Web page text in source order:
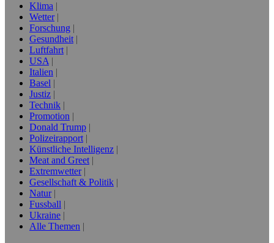
Klima
Wetter
Forschung
Gesundheit
Luftfahrt
USA
Italien
Basel
Justiz
Technik
Promotion
Donald Trump
Polizeirapport
Künstliche Intelligenz
Meat and Greet
Extremwetter
Gesellschaft & Politik
Natur
Fussball
Ukraine
Alle Themen